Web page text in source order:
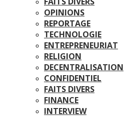
OPINIONS
REPORTAGE
TECHNOLOGIE
ENTREPRENEURIAT
RELIGION
DECENTRALISATION
CONFIDENTIEL
FAITS DIVERS
FINANCE
INTERVIEW